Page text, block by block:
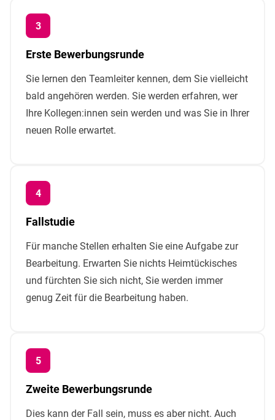
Erste Bewerbungsrunde
Sie lernen den Teamleiter kennen, dem Sie vielleicht
bald angehören werden. Sie werden erfahren, wer
Ihre Kollegen:innen sein werden und was Sie in Ihrer
neuen Rolle erwartet.
Fallstudie
Für manche Stellen erhalten Sie eine Aufgabe zur
Bearbeitung. Erwarten Sie nichts Heimtückisches
und fürchten Sie sich nicht, Sie werden immer
genug Zeit für die Bearbeitung haben.
Zweite Bewerbungsrunde
Dies kann der Fall sein, muss es aber nicht. Auch